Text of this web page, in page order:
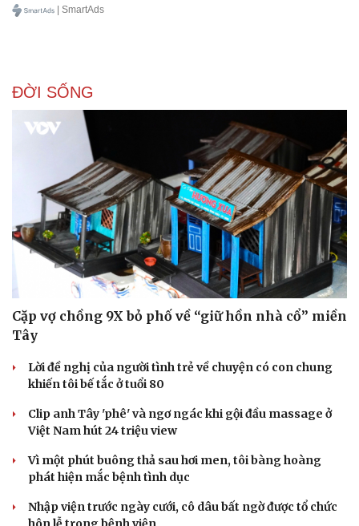
eSports
| SmartAds
ĐỜI SỐNG
Cặp vợ chồng 9X bỏ phố về “giữ hồn nhà cổ” miền
Tây
Lời đề nghị của người tình trẻ về chuyện có con chung
khiến tôi bế tắc ở tuổi 80
Clip anh Tây 'phê' và ngơ ngác khi gội đầu massage ở
Việt Nam hút 24 triệu view
Vì một phút buông thả sau hơi men, tôi bàng hoàng
phát hiện mắc bệnh tình dục
Nhập viện trước ngày cưới, cô dâu bất ngờ được tổ chức